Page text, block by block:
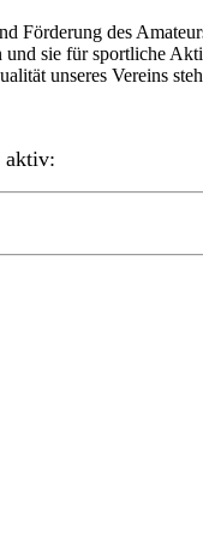
Förderung des
sie für sportliche
unseres Vereins
aktiv: